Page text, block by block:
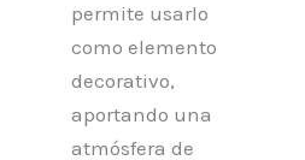
permite usarlo
como elemento
decorativo,
aportando una
atmósfera de